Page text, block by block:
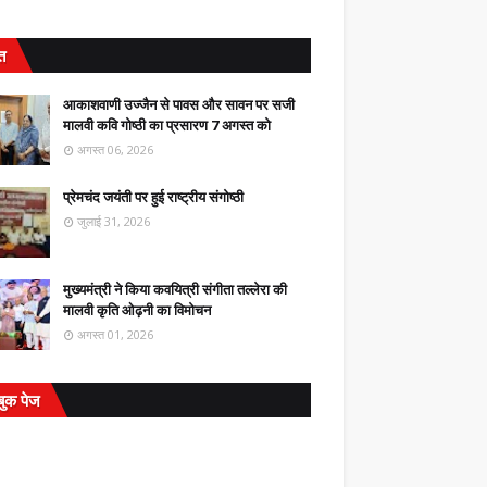
आकाशवाणी उज्जैन से पावस और सावन पर सजी
मालवी कवि गोष्ठी का प्रसारण 7 अगस्त को
अगस्त 06, 2026
प्रेमचंद जयंती पर हुई राष्ट्रीय संगोष्ठी
जुलाई 31, 2026
मुख्यमंत्री ने किया कवयित्री संगीता तल्लेरा की
मालवी कृति ओढ़नी का विमोचन
अगस्त 01, 2026
पेज